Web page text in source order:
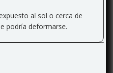
al sol o cerca de
podría deformarse.